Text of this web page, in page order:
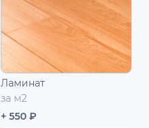
Ламинат
за м2
+ 550 ₽